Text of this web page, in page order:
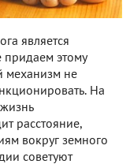
является
этому
механизм не
На
расстояние,
вокруг земного
советуют